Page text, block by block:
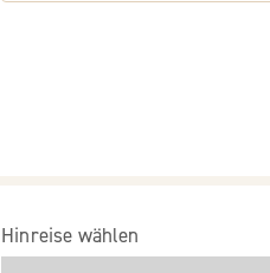
Hinreise wählen